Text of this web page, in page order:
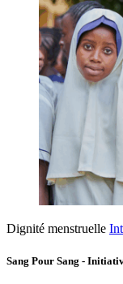
Dignité menstruelle
Sang Pour Sang -